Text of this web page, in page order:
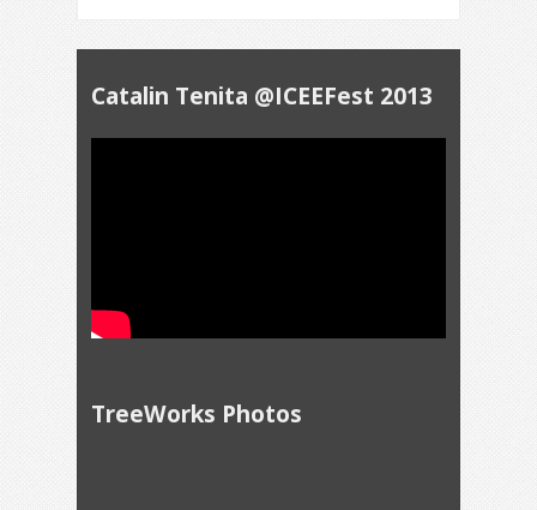
Catalin Tenita @ICEEFest 2013
TreeWorks Photos